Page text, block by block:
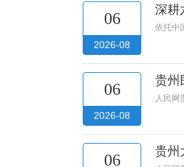
06
2026-08
深耕
依托中
06
2026-08
贵州
人民网
06
贵州